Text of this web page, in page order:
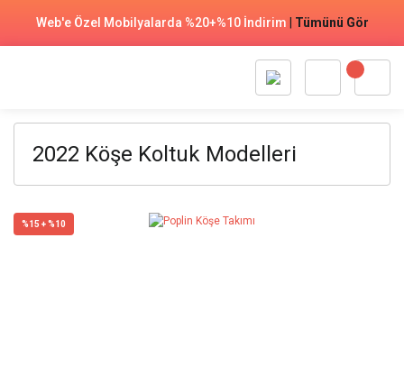
Web'e Özel Mobilyalarda %20+%10 İndirim Tümünü Gör
2022 Köşe Koltuk Modelleri
%15 + %10